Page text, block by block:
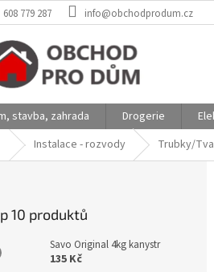
608 779 287 info@obchodprodum.cz
stavba, zahrada Drogerie
Domů Instalace - rozvody Trubky/
10 produktů
Savo Original 4kg kanystr
135 Kč